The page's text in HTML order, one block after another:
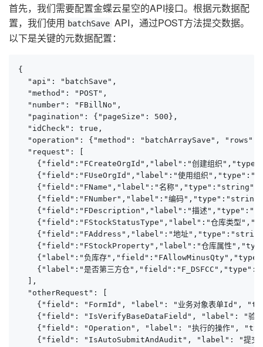
首先，我们需要配置金蝶云星空的API接口。根据元数据配
置，我们使用 batchSave API，通过POST方法提交数据。
以下是关键的元数据配置：
{
  "api": "batchSave",
  "method": "POST",
  "number": "FBillNo",
  "pagination": {"pageSize": 500},
  "idCheck": true,
"operation": {"method": "batchArraySave", "rows":
  "request": [
{"field":"FCreateOrgId","label":"创建组织
{"field":"FUseOrgId","label":"使用组织
{"field":"FName","label":"名称
{"field":"FNumber","label":"编码
{"field":"FDescription","label":"描述
{"field":"FStockStatusType","label":"仓库类型
{"field":"FAddress","label":"地址
{"field":"FStockProperty","label":"仓库属性
{"label":"负库存
{"label":"是否第三方仓
  ],
  "otherRequest": [
{"field": "FormId", "label": "业务对象表单Id",
{"field": "IsVerifyBaseDataField", "label": "验证
{"field": "Operation", "label": "执行的操作",
{"field": "IsAutoSubmitAndAudit", "label": "提交